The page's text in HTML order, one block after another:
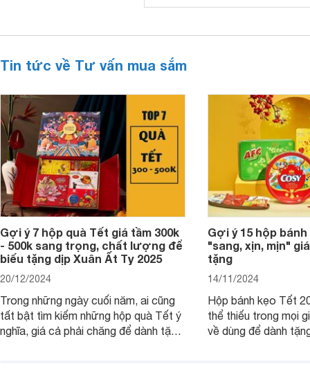
Tin tức về Tư vấn mua sắm
Gợi ý 7 hộp quà Tết giá tầm 300k
- 500k sang trọng, chất lượng để
biếu tặng dịp Xuân Ất Tỵ 2025
20/12/2024
Trong những ngày cuối năm, ai cũng
tất bật tìm kiếm những hộp quà Tết ý
nghĩa, giá cả phải chăng để dành tặng
Gợi ý 15 hộp
"sang, xịn, mịn"
tặng
14/11/2024
Hộp bánh kẹo Tết
thể thiếu trong mọi
về dùng để dành